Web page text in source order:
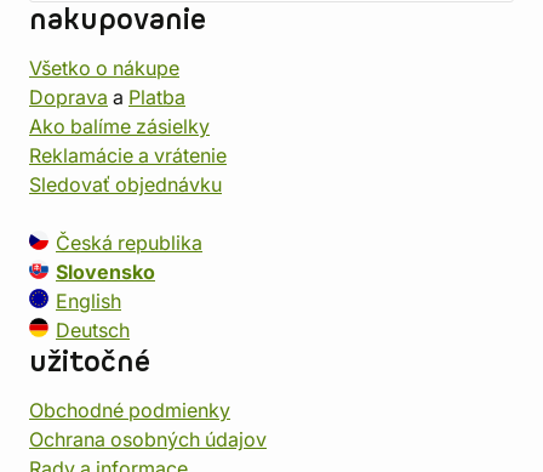
nakupovanie
Všetko o nákupe
Doprava a Platba
Ako balíme zásielky
Reklamácie a vrátenie
Sledovať objednávku
Česká republika
Slovensko
English
Deutsch
užitočné
Obchodné podmienky
Ochrana osobných údajov